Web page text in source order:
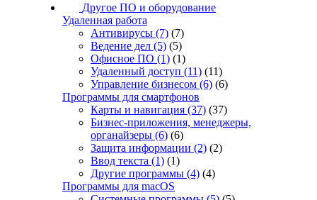
Другое ПО и оборудование
Удаленная работа
Антивирусы (7) (7)
Ведение дел (5) (5)
Офисное ПО (1) (1)
Удаленный доступ (11) (11)
Управление бизнесом (6) (6)
Программы для смартфонов
Карты и навигация (37) (37)
Бизнес-приложения, менеджеры,
органайзеры (6) (6)
Защита информации (2) (2)
Ввод текста (1) (1)
Другие программы (4) (4)
Программы для macOS